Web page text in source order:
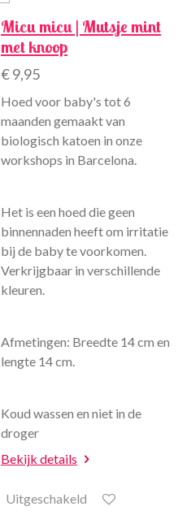
Micu micu | Mutsje mint
met knoop
€ 9,95
Hoed voor baby's tot 6
maanden gemaakt van
biologisch katoen in onze
workshops in Barcelona.
Het is een hoed die geen
binnennaden heeft om irritatie
bij de baby te voorkomen.
Verkrijgbaar in verschillende
kleuren.
Afmetingen: Breedte 14 cm en
lengte 14 cm.
Koud wassen en niet in de
droger
Bekijk details
Uitgeschakeld